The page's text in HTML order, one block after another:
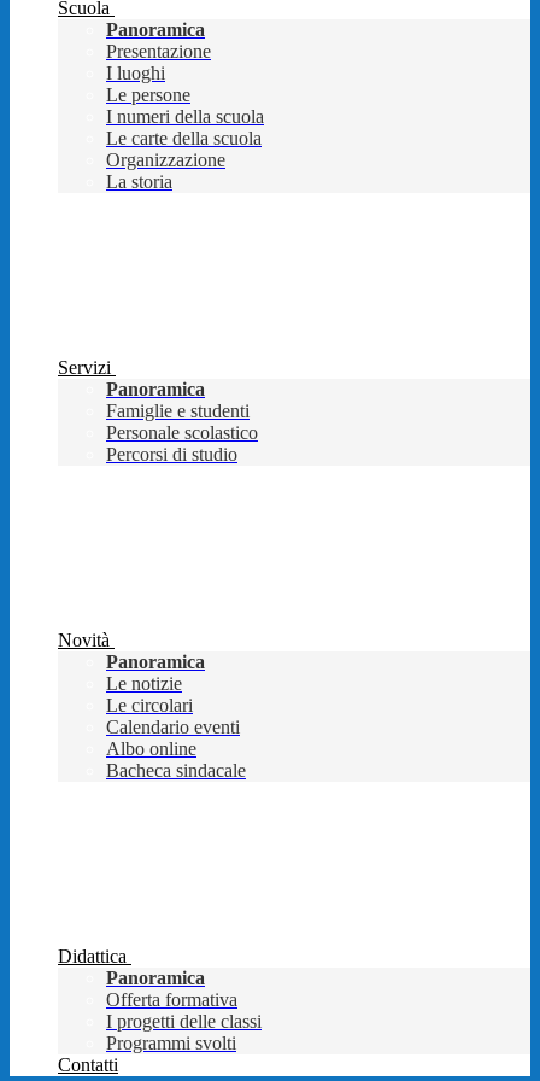
Scuola
Panoramica
Presentazione
I luoghi
Le persone
I numeri della scuola
Le carte della scuola
Organizzazione
La storia
Servizi
Panoramica
Famiglie e studenti
Personale scolastico
Percorsi di studio
Novità
Panoramica
Le notizie
Le circolari
Calendario eventi
Albo online
Bacheca sindacale
Didattica
Panoramica
Offerta formativa
I progetti delle classi
Programmi svolti
Contatti